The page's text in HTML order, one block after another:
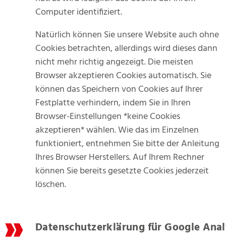
Computer identifiziert.
Natürlich können Sie unsere Website auch ohne
Cookies betrachten, allerdings wird dieses dann
nicht mehr richtig angezeigt. Die meisten
Browser akzeptieren Cookies automatisch. Sie
können das Speichern von Cookies auf Ihrer
Festplatte verhindern, indem Sie in Ihren
Browser-Einstellungen *keine Cookies
akzeptieren* wählen. Wie das im Einzelnen
funktioniert, entnehmen Sie bitte der Anleitung
Ihres Browser Herstellers. Auf Ihrem Rechner
können Sie bereits gesetzte Cookies jederzeit
löschen.
Datenschutzerklärung für Google